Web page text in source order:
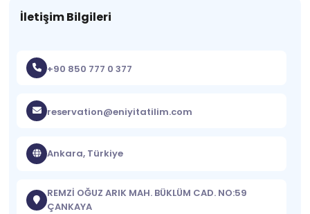
İletişim Bilgileri
+90 850 777 0 377
reservation@eniyitatilim.com
Ankara, Türkiye
REMZİ OĞUZ ARIK MAH. BÜKLÜM CAD. NO:59
ÇANKAYA